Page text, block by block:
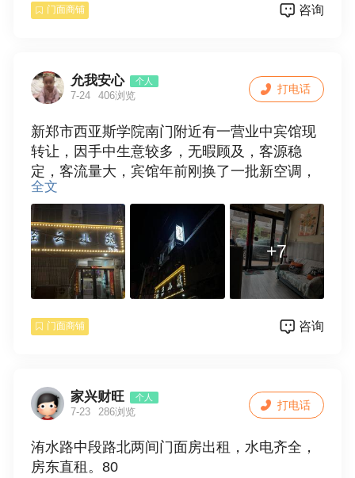
门面商铺 咨询
允我安心 个人
7-24 406浏览
新郑市西亚斯学院南门附近有一营业中宾馆现
转让，因手中生意较多，无暇顾及，客源稳
定，客流量大，宾馆年前刚换了一批新空调，
布草都是新换的，各大平台都有合作，网上订
房量居多，一个月2900房租，转让费面议，接
手即可盈利，有意者可联系18838928810
全文
+7
打电话
门面商铺 咨询
家兴财旺 个人
7-23 286浏览
洧水路中段路北两间门面房出租，水电齐全，
房东直租。80
打电话